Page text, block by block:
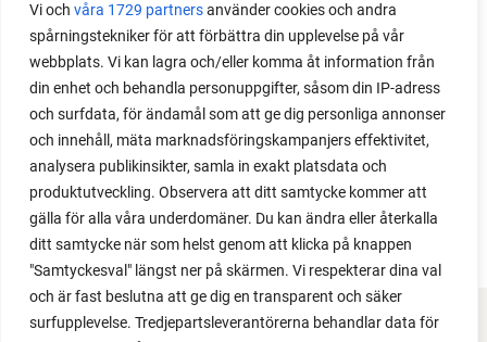
Vi och våra 1729 partnersanvänder cookies och andra
spårningstekniker för att förbättra din upplevelse på vår
webbplats. Vi kan lagra och/eller komma åt information från
din enhet och behandla personuppgifter, såsom din IP-adress
och surfdata, för ändamål som att ge dig personliga annonser
och innehåll, mäta marknadsföringskampanjers effektivitet,
analysera publikinsikter, samla in exakt platsdata och
produktutveckling. Observera att ditt samtycke kommer att
gälla för alla våra underdomäner. Du kan ändra eller återkalla
ditt samtycke när som helst genom att klicka på knappen
"Samtyckesval" längst ner på skärmen. Vi respekterar dina val
och är fast beslutna att ge dig en transparent och säker
surfupplevelse. Tredjepartsleverantörerna behandlar data för
2021
2020
2019
2018
2017
2016
2015
2014